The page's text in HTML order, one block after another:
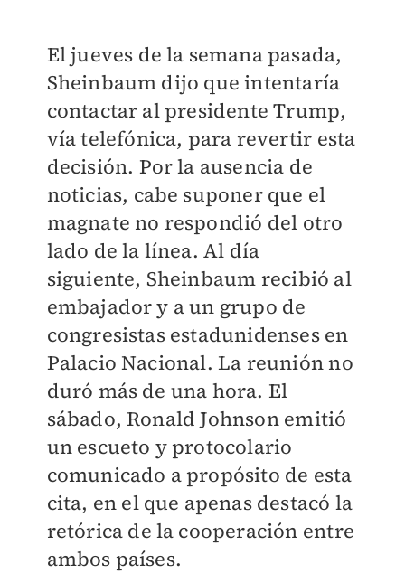
El jueves de la semana pasada,
Sheinbaum dijo que intentaría
contactar al presidente Trump,
vía telefónica, para revertir esta
decisión. Por la ausencia de
noticias, cabe suponer que el
magnate no respondió del otro
lado de la línea. Al día
siguiente, Sheinbaum recibió al
embajador y a un grupo de
congresistas estadunidenses en
Palacio Nacional. La reunión no
duró más de una hora. El
sábado, Ronald Johnson emitió
un escueto y protocolario
comunicado a propósito de esta
cita, en el que apenas destacó la
retórica de la cooperación entre
ambos países.